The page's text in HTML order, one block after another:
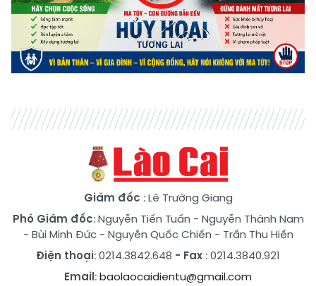
Giám đốc : Lê Trường Giang
Phó Giám đốc:Nguyễn Tiến Tuấn - Nguyễn Thành Nam
- Bùi Minh Đức- Nguyễn Quốc Chiến - Trần Thu Hiền
Điện thoại: 0214.3842.648 - Fax : 0214.3840.921
Email:baolaocaidientu@gmail.com